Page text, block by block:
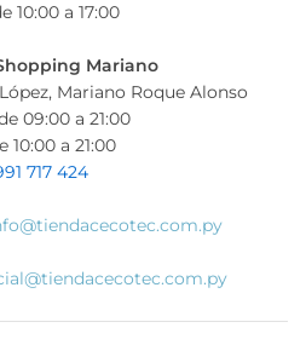
10:00 a 17:00
Mariano
Mariano Roque Alonso
09:00 a 21:00
10:00 a 21:00
717 424